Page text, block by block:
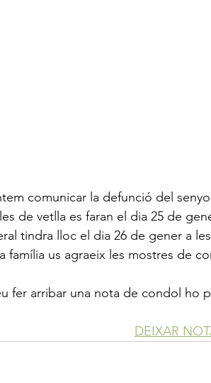
comunicar la defunció del
de vetlla es faran el dia 25 de
tindra lloc el dia 26 de gener a
família us agraeix les mostres de
fer arribar una nota de condol ho
DEIXAR